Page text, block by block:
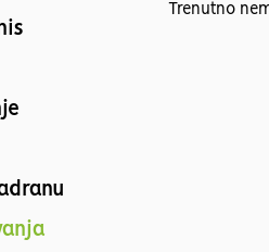
Trenutno